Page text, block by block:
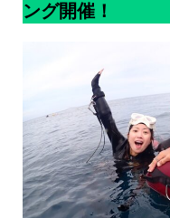
ング開催！